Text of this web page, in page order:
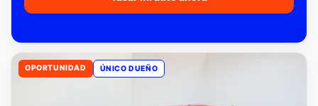
OPORTUNIDAD